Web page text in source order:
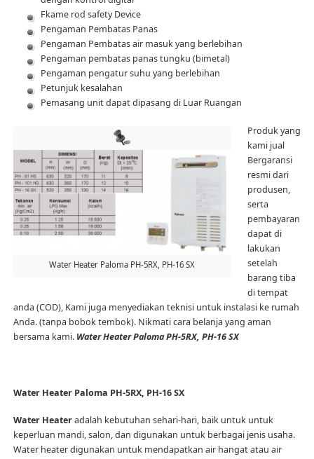
Fkame rod safety Device
Pengaman Pembatas Panas
Pengaman Pembatas air masuk yang berlebihan
Pengaman pembatas panas tungku (bimetal)
Pengaman pengatur suhu yang berlebihan
Petunjuk kesalahan
Pemasang unit dapat dipasang di Luar Ruangan
Water Heater Paloma PH-5RX, PH-16 SX
Produk yang
kami jual
Bergaransi
resmi dari
produsen,
serta
pembayaran
dapat di
lakukan
setelah
barang tiba
di tempat
anda (COD), Kami juga menyediakan teknisi untuk instalasi ke rumah
Anda. (tanpa bobok tembok). Nikmati cara belanja yang aman
bersama kami. Water Heater Paloma PH-5RX, PH-16 SX
Water Heater Paloma PH-5RX, PH-16 SX
Water Heateradalah kebutuhan sehari-hari, baik untuk untuk
keperluan mandi, salon, dan digunakan untuk berbagai jenis usaha.
Water heater digunakan untuk mendapatkan air hangat atau air